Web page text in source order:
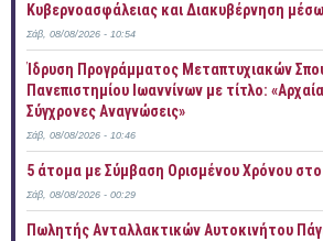
Κυβερνοασφάλειας και Διακυβέρνηση
Σάβ, 08/08/2026 - 10:54
Ίδρυση Προγράμματος Μεταπτυχιακών
Πανεπιστημίου Ιωαννίνων με τίτλο:
Σύγχρονες Αναγνώσεις»
Σάβ, 08/08/2026 - 10:46
5 άτομα με Σύμβαση Ορισμένου Χρόνου
Σάβ, 08/08/2026 - 00:29
Πωλητής Ανταλλακτικών Αυτοκινήτου